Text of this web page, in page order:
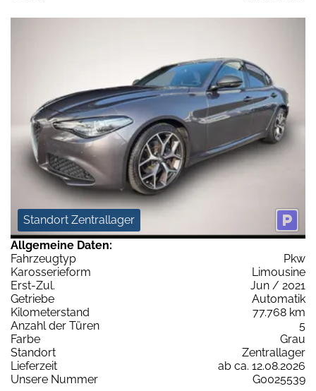
Standort Zentrallager
Allgemeine Daten:
Fahrzeugtyp
Pkw
Karosserieform
Limousine
Erst-Zul.
Jun / 2021
Getriebe
Automatik
Kilometerstand
77.768 km
Anzahl der Türen
5
Farbe
Grau
Standort
Zentrallager
Lieferzeit
ab ca. 12.08.2026
Unsere Nummer
G0025539